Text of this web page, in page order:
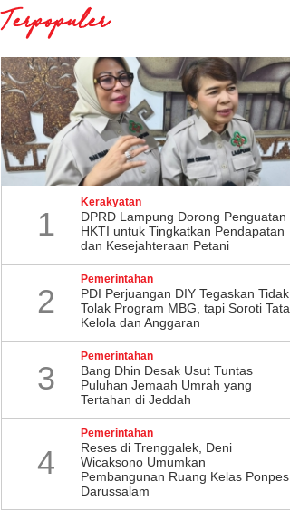
Terpopuler
1
Kerakyatan
DPRD Lampung Dorong Penguatan
HKTI untuk Tingkatkan Pendapatan
dan Kesejahteraan Petani
2
Pemerintahan
PDI Perjuangan DIY Tegaskan Tidak
Tolak Program MBG, tapi Soroti Tata
Kelola dan Anggaran
3
Pemerintahan
Bang Dhin Desak Usut Tuntas
Puluhan Jemaah Umrah yang
Tertahan di Jeddah
4
Pemerintahan
​Reses di Trenggalek, Deni
Wicaksono Umumkan
Pembangunan Ruang Kelas Ponpes
Darussalam